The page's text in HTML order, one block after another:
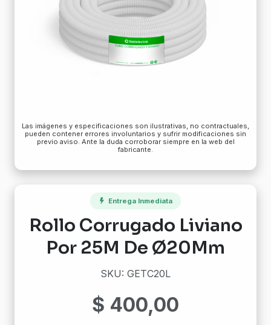
Las imágenes y especificaciones son ilustrativas, no contractuales,
pueden contener errores involuntarios y sufrir modificaciones sin
previo aviso. Ante la duda corroborar siempre en la web del
fabricante.
Entrega Inmediata
Rollo Corrugado Liviano
Por 25M De Ø20Mm
SKU: GETC20L
$ 400,00